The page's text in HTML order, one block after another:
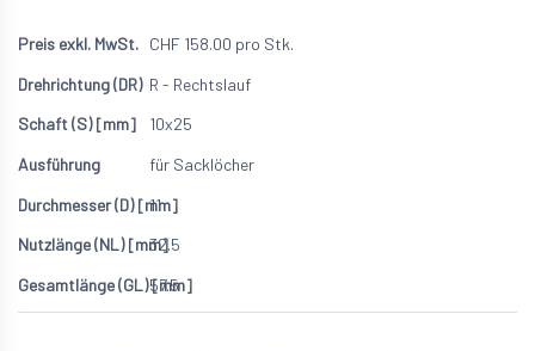
CHF 158.00 pro Stk.
R - Rechtslauf
10x25
für Sacklöcher
11
32.5
57.5